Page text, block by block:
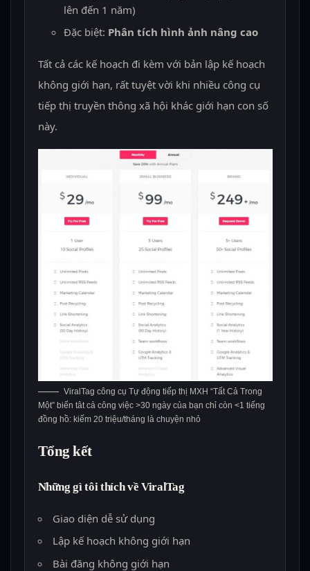
lên đến 1 năm)
Đặc biệt: Phân tích hình ảnh nâng cao
Tất cả các kế hoạch đi kèm với bản lập kế hoạch
không giới hạn, rất tuyệt vời khi nhiều công cụ
tiếp thị truyền thông xã hội khác giới hạn con số
này.
ViralTag công cụ Tự động tiếp thị MXH “Tất Cả Trong
Một” biến tât cả công việc >30 ngày của bạn chỉ còn <1 tiếng
đồng hồ: kiếm 20 triệu/tháng là chuyện nhỏ
Tổng kết
Những gì tôi thích về ViralTag
Giao diện dễ sử dụng
Lập kế hoạch không giới hạn
Bài đăng không giới hạn